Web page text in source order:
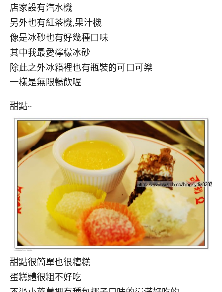
店家設有汽水機
另外也有紅茶機,果汁機
像是冰砂也有好幾種口味
其中我最愛檸檬冰砂
除此之外冰箱裡也有瓶裝的可口可樂
一樣是無限暢飲喔
甜點~
甜點很簡單也很糟糕
蛋糕體很粗不好吃